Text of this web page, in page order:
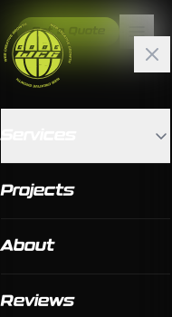
Get a Quote
Projects
About
Reviews